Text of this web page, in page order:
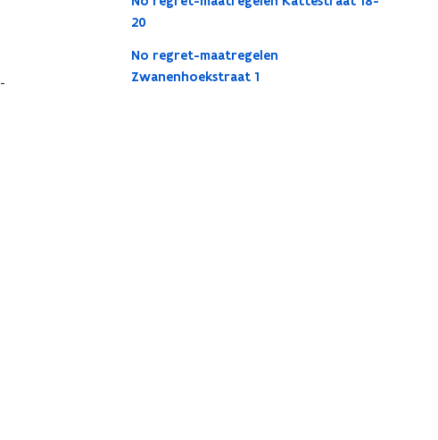
20
No regret-maatregelen
Zwanenhoekstraat 1
-